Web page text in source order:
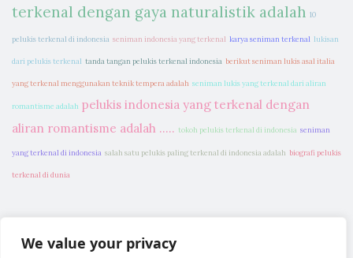
We value your privacy
terkenal dengan gaya naturalistik adalah 10
pelukis terkenal di indonesia seniman indonesia yang terkenal karya seniman terkenal lukisan
dari pelukis terkenal tanda tangan pelukis terkenal indonesia berikut seniman lukis asal italia
yang terkenal menggunakan teknik tempera adalah seniman lukis yang terkenal dari aliran
romantisme adalah pelukis indonesia yang terkenal dengan
aliran romantisme adalah ..... tokoh pelukis terkenal di indonesia seniman
yang terkenal di indonesia salah satu pelukis paling terkenal di indonesia adalah biografi pelukis
terkenal di dunia